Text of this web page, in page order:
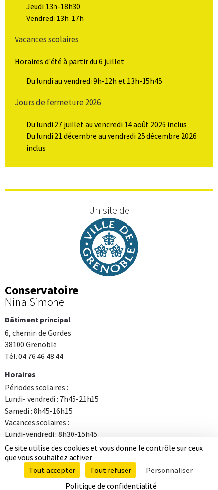
Ce site utilise des cookies et vous donne le contrôle sur ceux
que vous souhaitez activer
Tout accepter
Tout refuser
Personnaliser
Politique de confidentialité
Jeudi 13h-18h30
Vendredi 13h-17h
Vacances scolaires
Horaires d'été à partir du 6 juillet
Du lundi au vendredi 9h-12h et 13h-15h45
Jours de fermeture 2026
Du lundi 27 juillet au vendredi 14 août 2026 inclus
Du lundi 21 décembre au vendredi 25 décembre 2026
inclus
Un site de
Conservatoire
Nina Simone
Bâtiment principal
6, chemin de Gordes
38100 Grenoble
Tél. 04 76 46 48 44
Horaires
Périodes scolaires :
Lundi- vendredi : 7h45-21h15
Samedi : 8h45-16h15
Vacances scolaires :
Lundi-vendredi : 8h30-15h45
Contact La lettre d'info du Conservatoire
Mentions légalesDonnées personnelles